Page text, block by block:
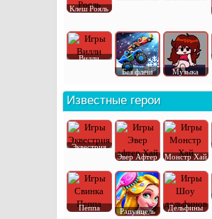
Клеш Рояль
Вилли
Без флеш
Музыка
Известные герои
Эквестрия
Эвер Афтер
Монстр Хай
Пеппа Рапунцель Дельфины